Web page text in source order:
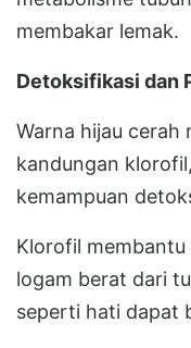
membakar lemak.
Detoksifikasi dan
Warna hijau cerah
kandungan
kemampuan
Klorofil
logam berat dari
seperti hati dapat